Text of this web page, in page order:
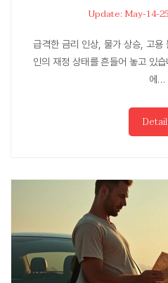
Update: May-14-
급격한 금리 인상, 물가 상승, 고용
인의 재정 상태를 흔들어 놓고 있
에…